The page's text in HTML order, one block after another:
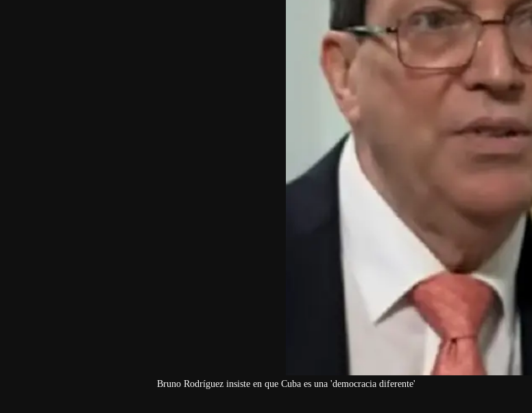
Bruno Rodríguez insiste en que Cuba es una 'democracia diferente'